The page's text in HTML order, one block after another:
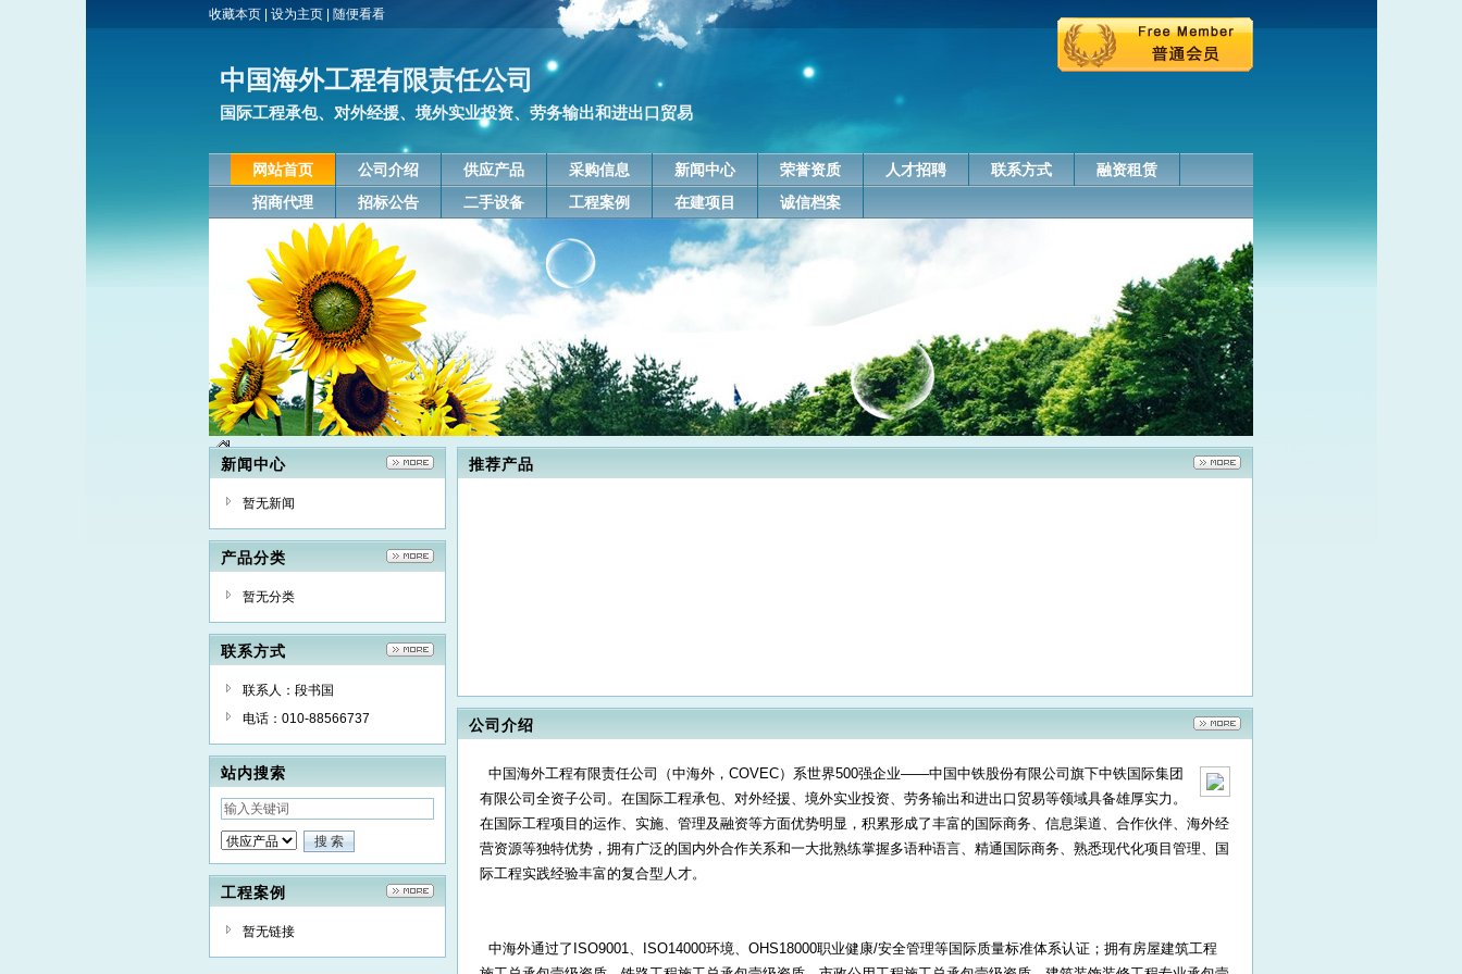
收藏本页 设为主页 随便看看
中国海外工程有限责任公司
国际工程承包、对外经援、境外实业投资、劳务输出和进出口贸易
网站首页 公司介绍 供应产品 采购信息 新闻中心 荣誉资质 人才招聘 联系方式
融资租赁
招商代理
招标公告 二手设备 工程案例 在建项目 诚信档案
新闻中心
暂无新闻
产品分类
暂无分类
联系方式
联系人：段书国
电话：010-88566737
站内搜索
工程案例
暂无链接
推荐产品
公司介绍
中国海外工程有限责任公司（中海外，COVEC）系世界500强企业——中国中铁股份有限公司旗下中铁国际集团
有限公司全资子公司。在国际工程承包、对外经援、境外实业投资、劳务输出和进出口贸易等领域具备雄厚实力。
在国际工程项目的运作、实施、管理及融资等方面优势明显，积累形成了丰富的国际商务、信息渠道、合作伙伴、海外经
营资源等独特优势，拥有广泛的国内外合作关系和一大批熟练掌握多语种语言、精通国际商务、熟悉现代化项目管理、国
际工程实践经验丰富的复合型人才。
中海外通过了ISO9001、ISO14000环境、OHS18000职业健康/安全管理等国际质量标准体系认证；拥有房屋建筑工程